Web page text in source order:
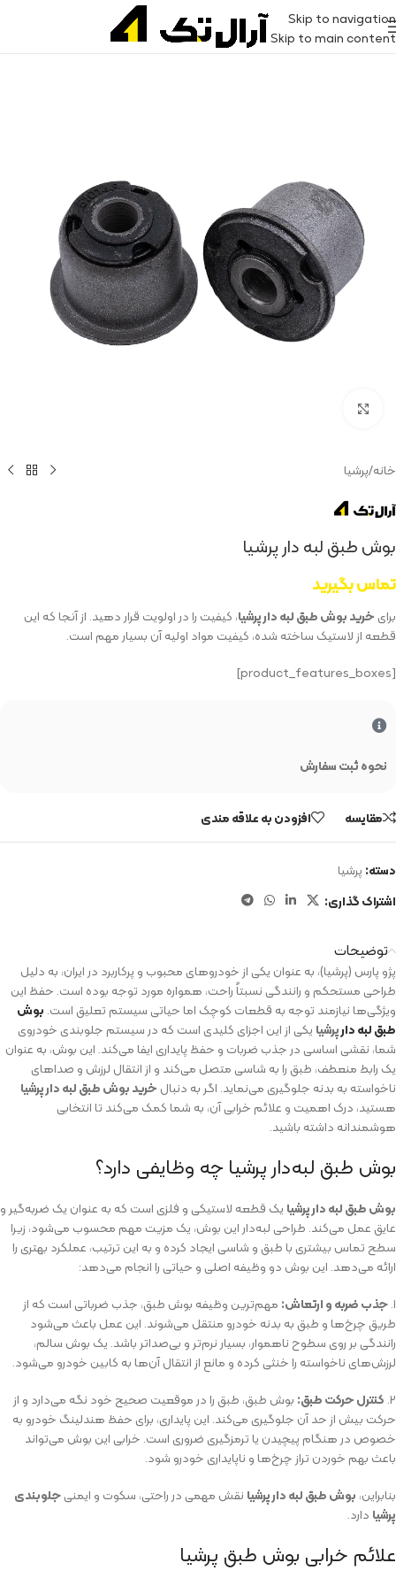
Skip to navigation
Skip to main content
خانه/پرشیا
بوش طبق لبه دار پرشیا
تماس بگیرید
برای خرید بوش طبق لبه دار پرشیا، کیفیت را در اولویت قرار دهید. از آنجا که این
قطعه از لاستیک ساخته شده، کیفیت مواد اولیه آن بسیار مهم است.
[product_features_boxes]
نحوه ثبت سفارش
مقایسه افزودن به علاقه مندی
دسته: پرشیا
اشتراک گذاری:
توضیحات
پژو پارس (پرشیا)، به عنوان یکی از خودروهای محبوب و پرکاربرد در ایران، به دلیل
طراحی مستحکم و رانندگی نسبتاً راحت، همواره مورد توجه بوده است. حفظ این
ویژگی‌ها نیازمند توجه به قطعات کوچک اما حیاتی سیستم تعلیق است. بوش
طبق لبه دارپرشیا یکی از این اجزای کلیدی است که در سیستم جلوبندی خودروی
شما، نقشی اساسی در جذب ضربات و حفظ پایداری ایفا می‌کند. این بوش، به عنوان
یک رابط منعطف، طبق را به شاسی متصل می‌کند و از انتقال لرزش و صداهای
ناخواسته به بدنه جلوگیری می‌نماید. اگر به دنبال خرید بوش طبق لبه دار پرشیا
هستید، درک اهمیت و علائم خرابی آن، به شما کمک می‌کند تا انتخابی
هوشمندانه داشته باشید.
بوش طبق لبه‌دار پرشیا چه وظایفی دارد؟
بوش طبق لبه دار پرشیا یک قطعه لاستیکی و فلزی است که به عنوان یک ضربه‌گیر و
عایق عمل می‌کند. طراحی لبه‌دار این بوش، یک مزیت مهم محسوب می‌شود، زیرا
سطح تماس بیشتری با طبق و شاسی ایجاد کرده و به این ترتیب، عملکرد بهتری را
ارائه می‌دهد. این بوش دو وظیفه اصلی و حیاتی را انجام می‌دهد:
۱. جذب ضربه و ارتعاش: مهم‌ترین وظیفه بوش طبق، جذب ضرباتی است که از
طریق چرخ‌ها و طبق به بدنه خودرو منتقل می‌شوند. این عمل باعث می‌شود
رانندگی بر روی سطوح ناهموار، بسیار نرم‌تر و بی‌صداتر باشد. یک بوش سالم،
لرزش‌های ناخواسته را خنثی کرده و مانع از انتقال آن‌ها به کابین خودرو می‌شود.
۲. کنترل حرکت طبق: بوش طبق، طبق را در موقعیت صحیح خود نگه می‌دارد و از
حرکت بیش از حد آن جلوگیری می‌کند. این پایداری، برای حفظ هندلینگ خودرو به
خصوص در هنگام پیچیدن یا ترمزگیری ضروری است. خرابی این بوش می‌تواند
باعث بهم خوردن تراز چرخ‌ها و ناپایداری خودرو شود.
بنابراین، بوش طبق لبه دار پرشیا نقش مهمی در راحتی، سکوت و ایمنیجلوبندی
پرشیا دارد.
علائم خرابی بوش طبق پرشیا